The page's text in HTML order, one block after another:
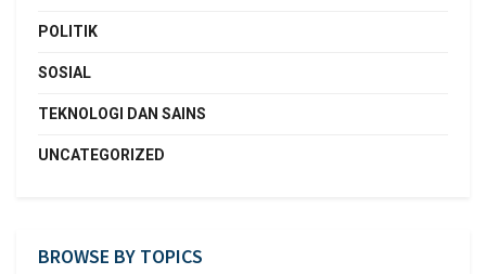
POLITIK
SOSIAL
TEKNOLOGI DAN SAINS
UNCATEGORIZED
BROWSE BY TOPICS